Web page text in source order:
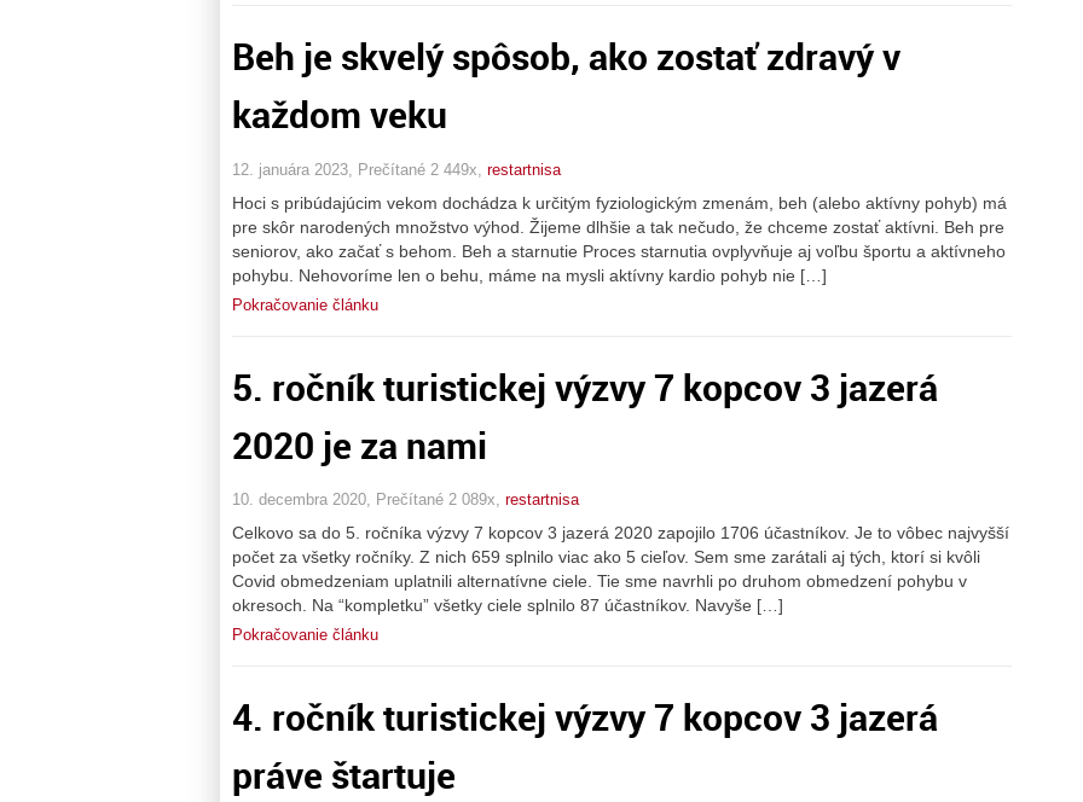
Beh je skvelý spôsob, ako zostať zdravý v
každom veku
12. januára 2023, Prečítané 2 449x, restartnisa
Hoci s pribúdajúcim vekom dochádza k určitým fyziologickým zmenám, beh (alebo aktívny pohyb) má
pre skôr narodených množstvo výhod. Žijeme dlhšie a tak nečudo, že chceme zostať aktívni. Beh pre
seniorov, ako začať s behom. Beh a starnutie Proces starnutia ovplyvňuje aj voľbu športu a aktívneho
pohybu. Nehovoríme len o behu, máme na mysli aktívny kardio pohyb nie […]
Pokračovanie článku
5. ročník turistickej výzvy 7 kopcov 3 jazerá
2020 je za nami
10. decembra 2020, Prečítané 2 089x, restartnisa
Celkovo sa do 5. ročníka výzvy 7 kopcov 3 jazerá 2020 zapojilo 1706 účastníkov. Je to vôbec najvyšší
počet za všetky ročníky. Z nich 659 splnilo viac ako 5 cieľov. Sem sme zarátali aj tých, ktorí si kvôli
Covid obmedzeniam uplatnili alternatívne ciele. Tie sme navrhli po druhom obmedzení pohybu v
okresoch. Na “kompletku” všetky ciele splnilo 87 účastníkov. Navyše […]
Pokračovanie článku
4. ročník turistickej výzvy 7 kopcov 3 jazerá
práve štartuje